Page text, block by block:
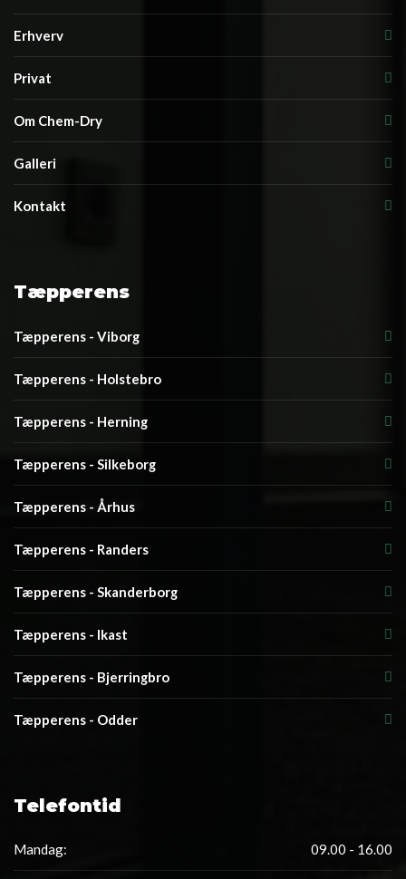
Erhverv
Privat
Om Chem-Dry
Galleri
Kontakt
Tæpperens
Tæpperens - Viborg
Tæpperens - Holstebro
Tæpperens - Herning
Tæpperens - Silkeborg
Tæpperens - Århus
Tæpperens - Randers
Tæpperens - Skanderborg
Tæpperens - Ikast
Tæpperens - Bjerringbro
Tæpperens - Odder
Telefontid
Mandag: 09.00 - 16.00